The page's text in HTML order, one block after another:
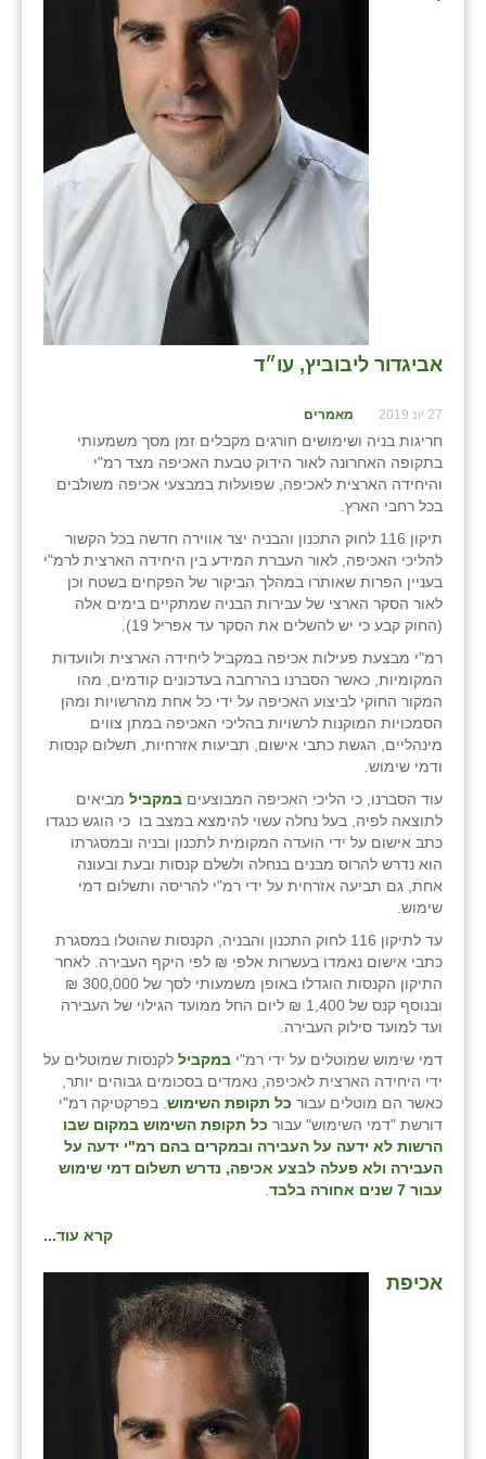
אביגדור ליבוביץ, עו״ד
27 יונ 2019 מאמרים
חריגות בניה ושימושים חורגים מקבלים זמן מסך משמעותי
בתקופה האחרונה לאור הידוק טבעת האכיפה מצד רמ"י
והיחידה הארצית לאכיפה, שפועלות במבצעי אכיפה משולבים
בכל רחבי הארץ.
תיקון 116 לחוק התכנון והבניה יצר אווירה חדשה בכל הקשור
להליכי האכיפה, לאור העברת המידע בין היחידה הארצית לרמ"י
בעניין הפרות שאותרו במהלך הביקור של הפקחים בשטח וכן
לאור הסקר הארצי של עבירות הבניה שמתקיים בימים אלה
(החוק קבע כי יש להשלים את הסקר עד אפריל 19).
רמ"י מבצעת פעילות אכיפה במקביל ליחידה הארצית ולוועדות
המקומיות, כאשר הסברנו בהרחבה בעדכונים קודמים, מהו
המקור החוקי לביצוע האכיפה על ידי כל אחת מהרשויות ומהן
הסמכויות המוקנות לרשויות בהליכי האכיפה במתן צווים
מינהליים, הגשת כתבי אישום, תביעות אזרחיות, תשלום קנסות
ודמי שימוש.
עוד הסברנו, כי הליכי האכיפה המבוצעים במקביל מביאים
לתוצאה לפיה, בעל נחלה עשוי להימצא במצב בו כי הוגש כנגדו
כתב אישום על ידי הועדה המקומית לתכנון ובניה ובמסגרתו
הוא נדרש להרוס מבנים בנחלה ולשלם קנסות ובעת ובעונה
אחת, גם תביעה אזרחית על ידי רמ"י להריסה ותשלום דמי
שימוש.
עד לתיקון 116 לחוק התכנון והבניה, הקנסות שהוטלו במסגרת
כתבי אישום נאמדו בעשרות אלפי ₪ לפי היקף העבירה. לאחר
התיקון הקנסות הוגדלו באופן משמעותי לסך של 300,000 ₪
ובנוסף קנס של 1,400 ₪ ליום החל ממועד הגילוי של העבירה
ועד למועד סילוק העבירה.
דמי שימוש שמוטלים על ידי רמ"י במקביל לקנסות שמוטלים על
ידי היחידה הארצית לאכיפה, נאמדים בסכומים גבוהים יותר,
כאשר הם מוטלים עבור כל תקופת השימוש . בפרקטיקה רמ"י
דורשת "דמי השימוש" עבור כל תקופת השימוש במקום שבו
הרשות לא ידעה על העבירה ובמקרים בהם רמ"י ידעה על
העבירה ולא פעלה לבצע אכיפה, נדרש תשלום דמי שימוש
עבור 7 שנים אחורה בלבד
קרא עוד...
אכיפת
גנות
ורד יריחו
דקל
זוהר
הדר עם
חבצלת השרון
חמרה
חרב לאת
יבול (מורג)
יקנעם
כליל
יד השמונה
כפר אביב
כפר ביאליק
כפר הרי״ף
כפר מישר
כפר מע״ש
כפר מרדכי
כפר סבא (אגרא)
כפר שמריהו
מישר